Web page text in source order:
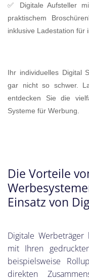
✅ Digitale Aufsteller
praktischem
inklusive Ladestation für
Ihr individuelles Digital
gar nicht so schwer.
entdecken Sie die
Systeme für Werbung.
Die Vorteile
Einsatz von
Digitale
mit Ihren
beispielsweise
direkten